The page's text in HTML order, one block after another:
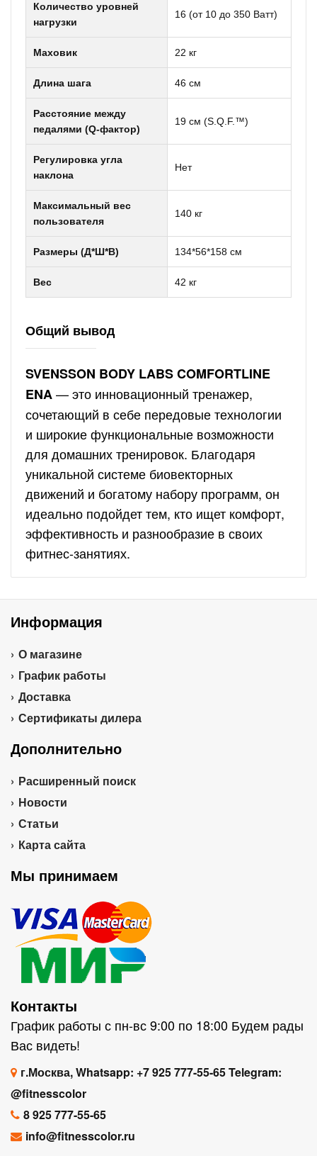
Количество уровней
нагрузки
16 (от 10 до 350 Ватт)
Маховик 22 кг
Длина шага 46 см
Расстояние между
педалями (Q-фактор)
19 см (S.Q.F.™)
Регулировка угла
наклона
Нет
Максимальный вес
пользователя
140 кг
Размеры (Д*Ш*В) 134*56*158 см
Вес 42 кг
Общий вывод
SVENSSON BODY LABS COMFORTLINE
ENA— это инновационный тренажер,
сочетающий в себе передовые технологии
и широкие функциональные возможности
для домашних тренировок. Благодаря
уникальной системе биовекторных
движений и богатому набору программ, он
идеально подойдет тем, кто ищет комфорт,
эффективность и разнообразие в своих
фитнес-занятиях.
Информация
О магазине
График работы
Доставка
Сертификаты дилера
Дополнительно
Расширенный поиск
Новости
Статьи
Карта сайта
Мы принимаем
Контакты
График работы с пн-вс 9:00 по 18:00 Будем рады
Вас видеть!
г.Москва, Whatsapp: +7 925 777-55-65 Telegram:
@fitnesscolor
8 925 777-55-65
info@fitnesscolor.ru